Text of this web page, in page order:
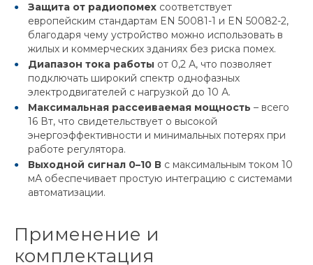
Защита от радиопомех соответствует
европейским стандартам EN 50081-1 и EN 50082-2,
благодаря чему устройство можно использовать в
жилых и коммерческих зданиях без риска помех.
Диапазон тока работы от 0,2 А, что позволяет
подключать широкий спектр однофазных
электродвигателей с нагрузкой до 10 А.
Максимальная рассеиваемая мощность – всего
16 Вт, что свидетельствует о высокой
энергоэффективности и минимальных потерях при
работе регулятора.
Выходной сигнал 0–10 В с максимальным током 10
мА обеспечивает простую интеграцию с системами
автоматизации.
Применение и
комплектация